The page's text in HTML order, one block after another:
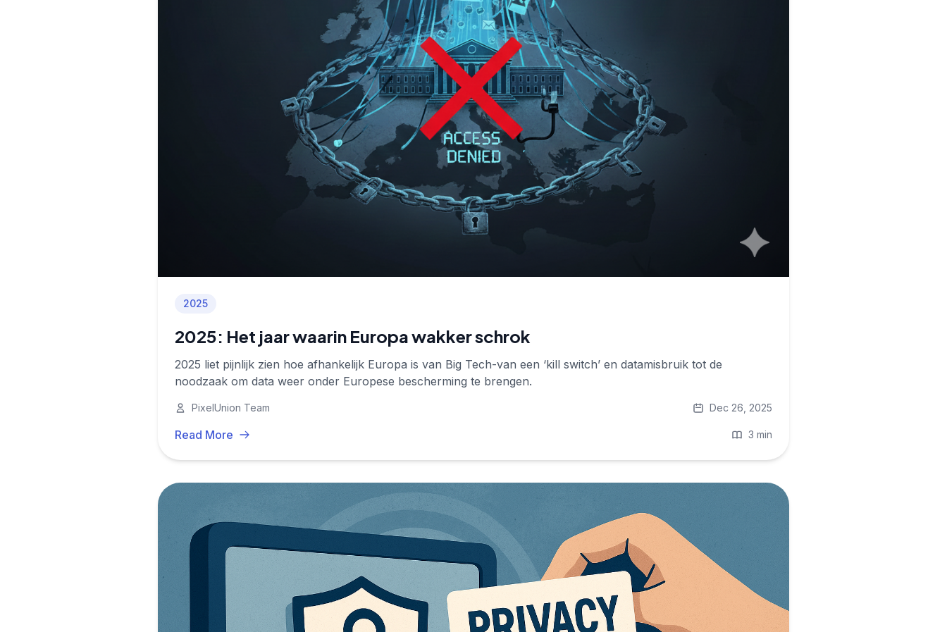
2025
2025: Het jaar waarin Europa wakker schrok
2025 liet pijnlijk zien hoe afhankelijk Europa is van Big Tech-van een ‘kill switch’ en datamisbruik tot de
noodzaak om data weer onder Europese bescherming te brengen.
PixelUnion Team Dec 26, 2025
Read More 3 min